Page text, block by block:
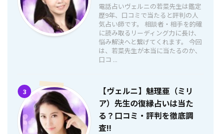
電話占いヴェルニの若菜先生は鑑定
歴9年、口コミで当たると評判の人
気占い師です。 相談者・相手を的確
に読み取るリーディング力に長け、
悩み解決へと繋げてくれます。 今回
は、若菜先生が本当に当たるのか、
口コ ...
3
【ヴェルニ】魅理亜（ミリ
ア）先生の復縁占いは当た
る？口コミ・評判を徹底調
査!!